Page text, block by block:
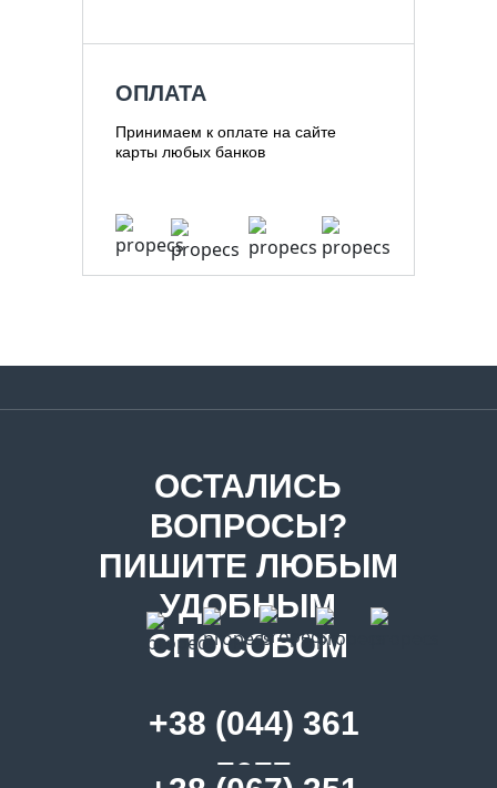
ОПЛАТА
Принимаем к оплате на сайте
карты любых банков
ОСТАЛИСЬ
ВОПРОСЫ?
ПИШИТЕ ЛЮБЫМ
УДОБНЫМ
СПОСОБОМ
+38 (044) 361
7077